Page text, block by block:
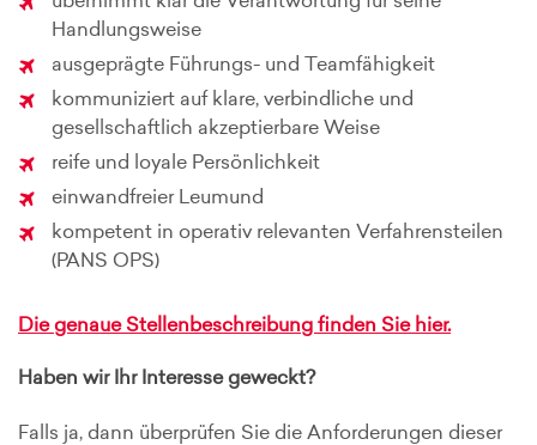
Handlungsweise
ausgeprägte Führungs- und Teamfähigkeit
kommuniziert auf klare, verbindliche und
gesellschaftlich akzeptierbare Weise
reife und loyale Persönlichkeit
einwandfreier Leumund
kompetent in operativ relevanten Verfahrensteilen
(PANS OPS)
Die genaue Stellenbeschreibung finden Sie hier.
Haben wir Ihr Interesse geweckt?
Falls ja, dann überprüfen Sie die Anforderungen dieser